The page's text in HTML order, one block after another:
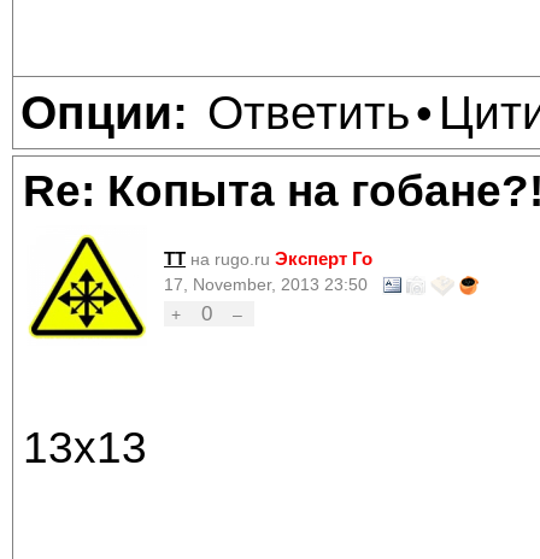
Опции: Ответить•
Re: Копыта на
TT на rugo.ru Эксперт Го
17, November, 2013 23:50
+
0 –
13х13